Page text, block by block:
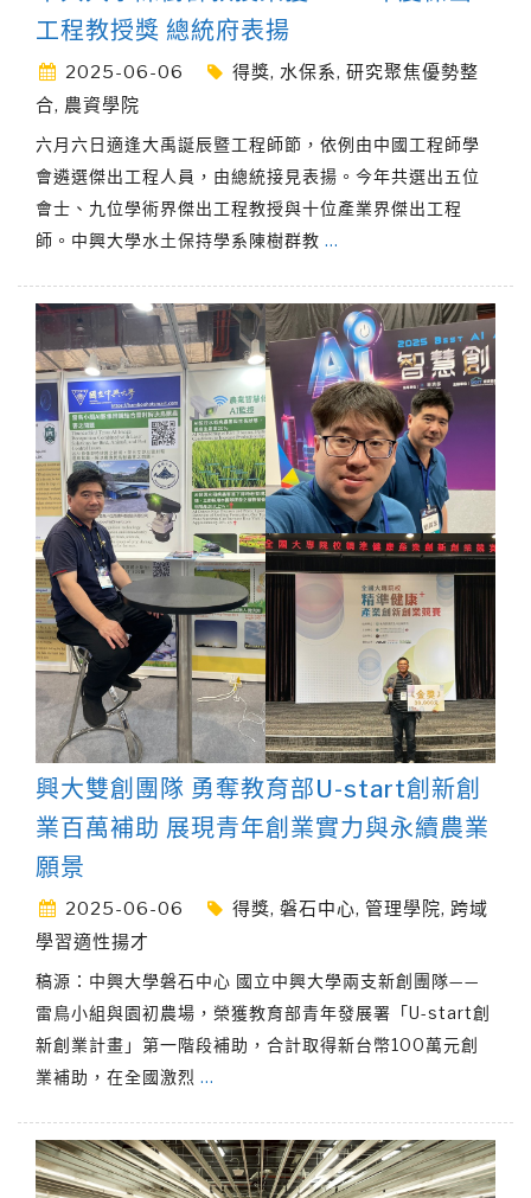
工程教授獎 總統府表揚
2025-06-06 得獎, 水保系, 研究聚焦優勢整
合, 農資學院
六月六日適逢大禹誕辰暨工程師節，依例由中國工程師學
會遴選傑出工程人員，由總統接見表揚。今年共選出五位
會士、九位學術界傑出工程教授與十位產業界傑出工程
師。中興大學水土保持學系陳樹群教 …
興大雙創團隊 勇奪教育部U-start創新創
業百萬補助 展現青年創業實力與永續農業
願景
2025-06-06 得獎, 磐石中心, 管理學院, 跨域
學習適性揚才
稿源：中興大學磐石中心 國立中興大學兩支新創團隊——
雷鳥小組與園初農場，榮獲教育部青年發展署「U-start創
新創業計畫」第一階段補助，合計取得新台幣100萬元創
業補助，在全國激烈 …